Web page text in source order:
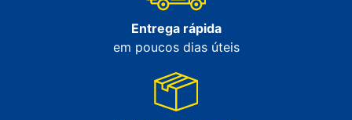
Entrega rápida
em poucos dias úteis